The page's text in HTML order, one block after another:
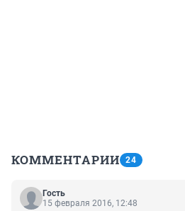
КОММЕНТАРИИ 24
Гость
15 февраля 2016, 12:48